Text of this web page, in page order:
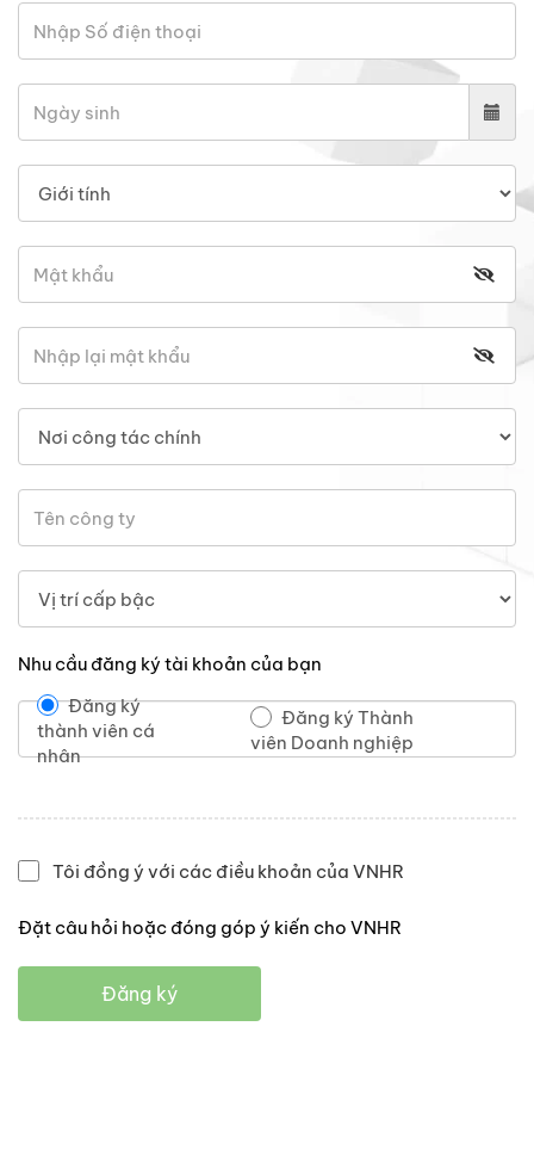
Nhu cầu đăng ký tài khoản của bạn
Đăng ký
thành viên cá
nhân
Đăng ký Thành
viên Doanh nghiệp
Tôi đồng ý với các điều khoản của VNHR
Đặt câu hỏi hoặc đóng góp ý kiến cho VNHR
Đăng ký